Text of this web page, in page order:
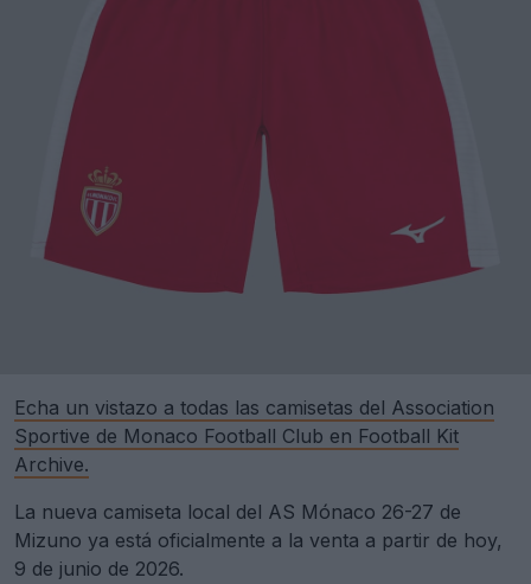
Echa un vistazo a todas las camisetas del Association
Sportive de Monaco Football Club en Football Kit
Archive.
La nueva camiseta local del AS Mónaco 26-27 de
Mizuno ya está oficialmente a la venta a partir de hoy,
9 de junio de 2026.